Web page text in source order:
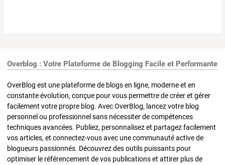
Overblog : Votre Plateforme de Blogging Facile et Performante
OverBlog est une plateforme de blogs en ligne, moderne et en
constante évolution, conçue pour vous permettre de créer et gérer
facilement votre propre blog. Avec OverBlog, lancez votre blog
personnel ou professionnel sans nécessiter de compétences
techniques avancées. Publiez, personnalisez et partagez facilement
vos articles, et connectez-vous avec une communauté active de
blogueurs passionnés. Découvrez des outils puissants pour
optimiser le référencement de vos publications et attirer plus de